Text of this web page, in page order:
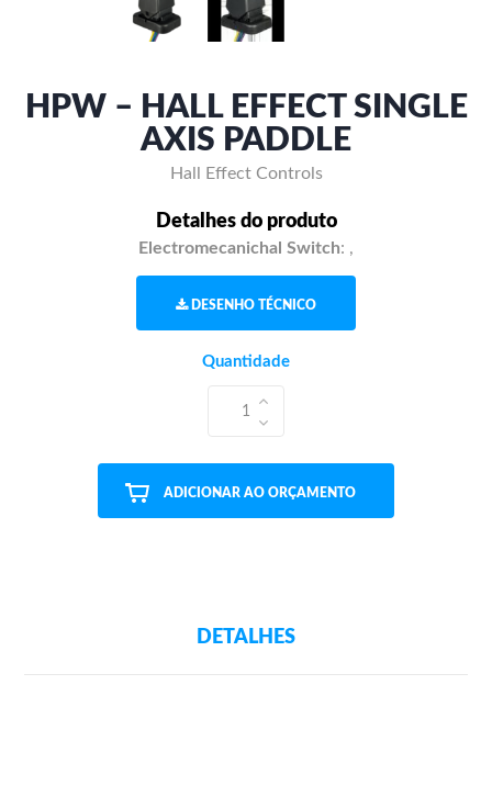
HPW – HALL EFFECT SINGLE
AXIS PADDLE
Hall Effect Controls
Detalhes do produto
Electromecanichal Switch: ,
DESENHO TÉCNICO
Quantidade
1
ADICIONAR AO ORÇAMENTO
DETALHES